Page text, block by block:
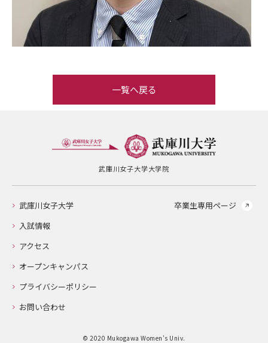
一覧へ戻る
武庫川女子大学大学院
武庫川女子大学
入試情報
アクセス
オープンキャンパス
プライバシーポリシー
お問い合わせ
卒業生専用ページ
© 2020 Mukogawa Women's Univ.